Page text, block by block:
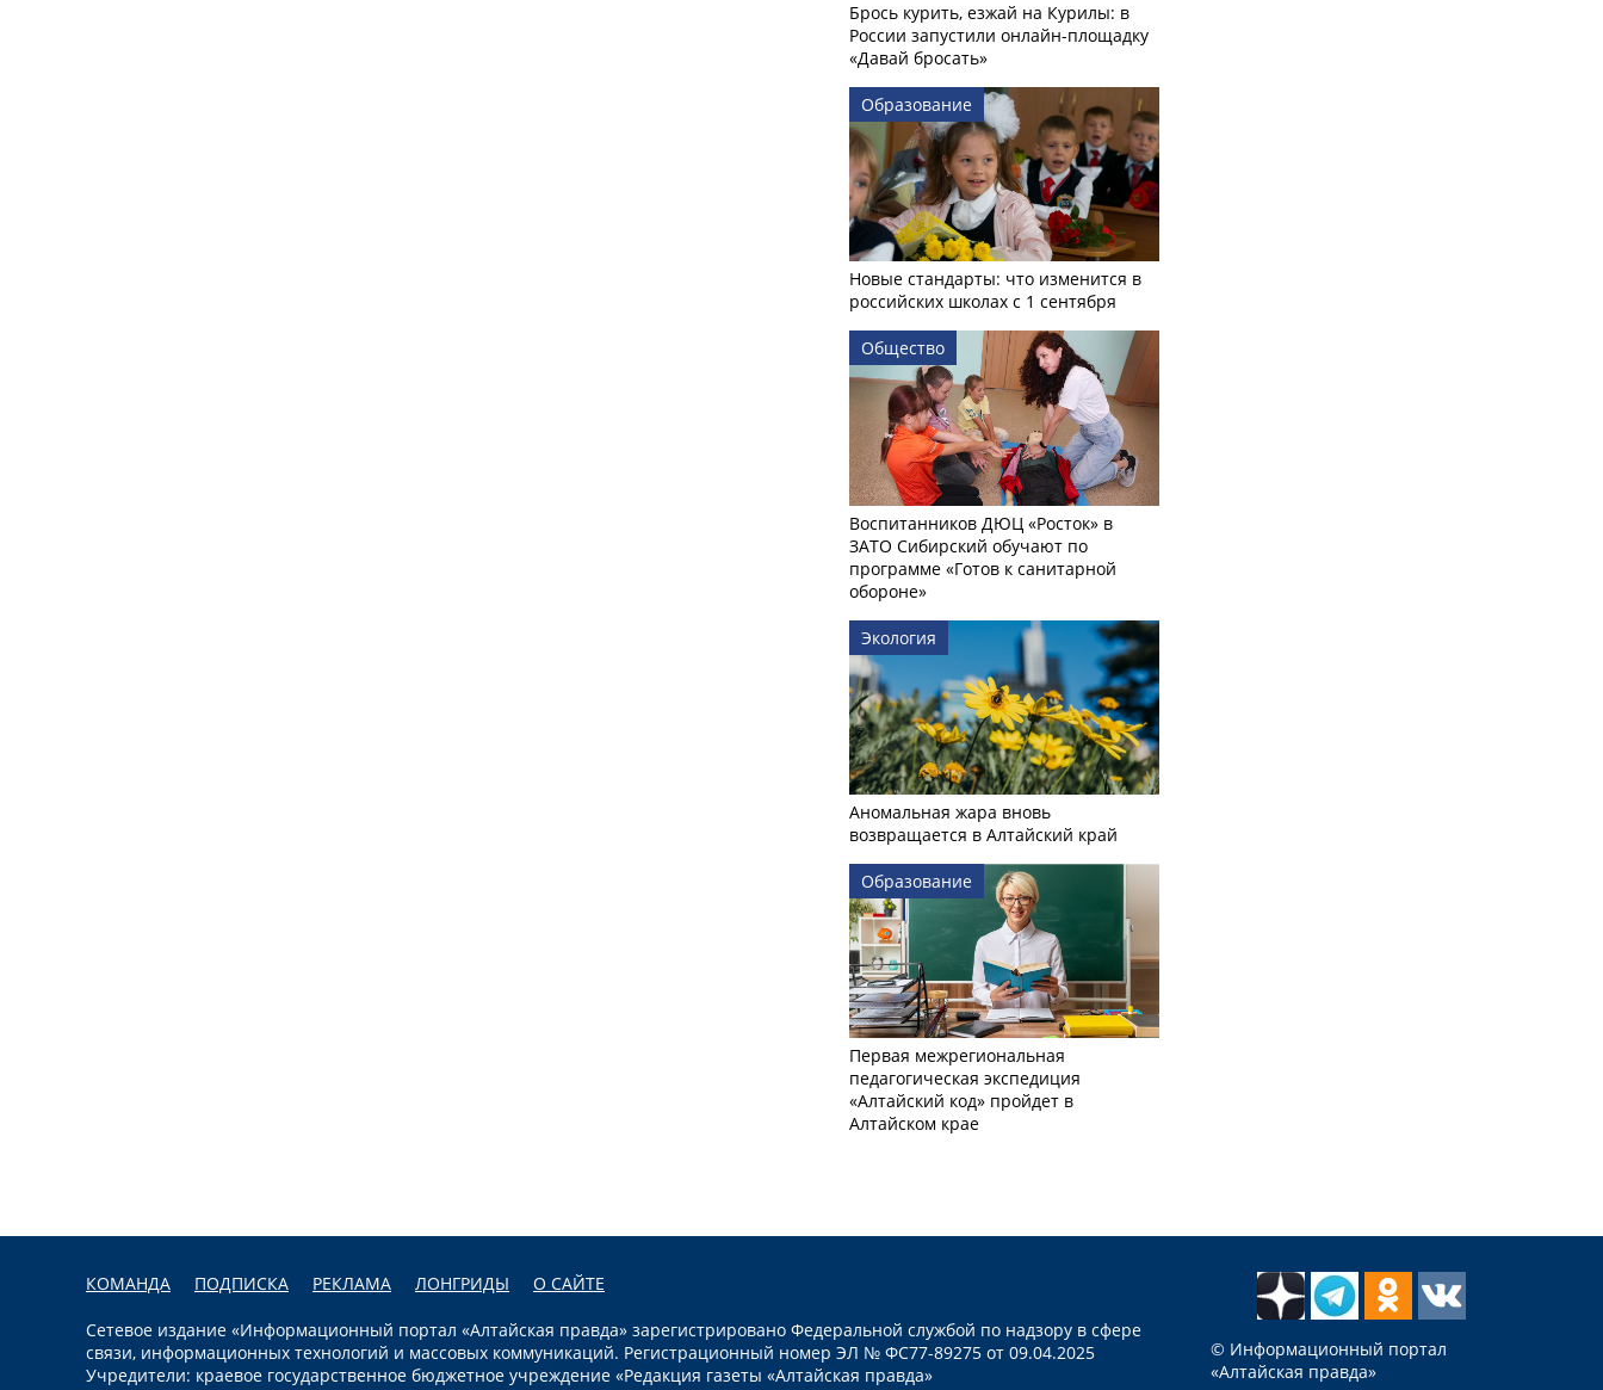
Брось курить, езжай на Курилы: в
России запустили онлайн-­площадку
«Давай бросать»
Образование
Новые стандарты: что изменится в
российских школах с 1 сентября
Общество
Воспитанников ДЮЦ «Росток» в
ЗАТО Сибирский обучают по
программе «Готов к санитарной
обороне»
Экология
Аномальная жара вновь
возвращается в Алтайский край
Образование
Первая межрегиональная
педагогическая экспедиция
«Алтайский код» пройдет в
Алтайском крае
КОМАНДА ПОДПИСКА РЕКЛАМА ЛОНГРИДЫ О САЙТЕ
Сетевое издание «Информационный портал «Алтайская правда» зарегистрировано Федеральной службой по надзору в сфере
связи, информационных технологий и массовых коммуникаций. Регистрационный номер ЭЛ № ФС77-89275 от 09.04.2025
Учредители: краевое государственное бюджетное учреждение «Редакция газеты «Алтайская правда»
© Информационный портал
«Алтайская правда»